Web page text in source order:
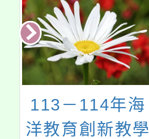
113－114年海
洋教育創新教學